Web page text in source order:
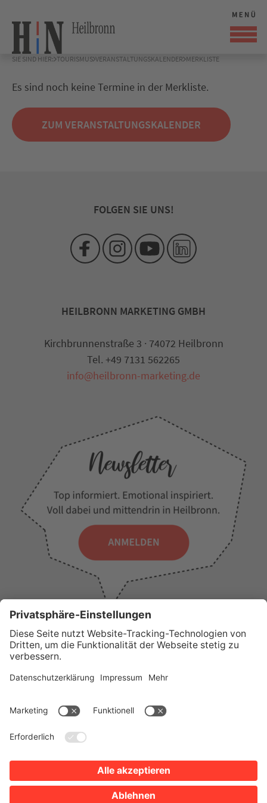
SIE SIND HIER: TOURISMUS VERANSTALTUNGSKALENDER MERKLISTE
Es sind noch keine Termine in der Merkliste.
ZUM VERANSTALTUNGSKALENDER
FOLGEN SIE UNS!
WICHTIGE LINKS
PresseWir über unsTourist-Information
Erklärung zur Barrierefreiheit
Impressum
HEILBRONN MARKETING GMBH
Kirchbrunnenstraße 3 · 74072 Heilbronn
Tel. +49 7131 562265
info@heilbronn-marketing.de